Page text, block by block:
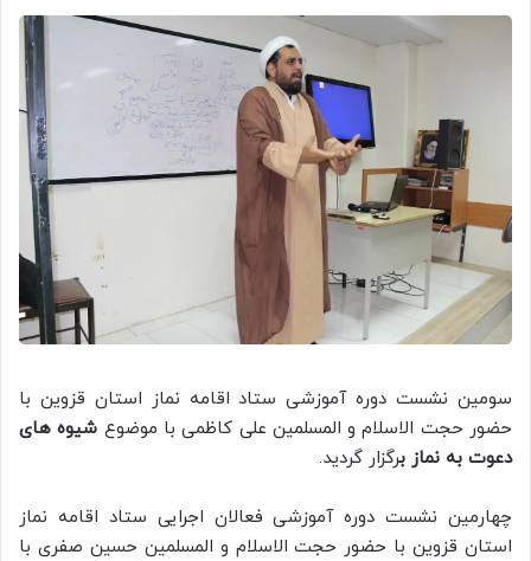
سومین نشست دوره آموزشی ستاد اقامه نماز استان قزوین با
حضور حجت الاسلام و المسلمین علی کاظمی با موضوع شیوه های
دعوت به نماز برگزار گردید.
چهارمین نشست دوره آموزشی فعالان اجرایی ستاد اقامه نماز
استان قزوین با حضور حجت الاسلام و المسلمین حسین صفری با